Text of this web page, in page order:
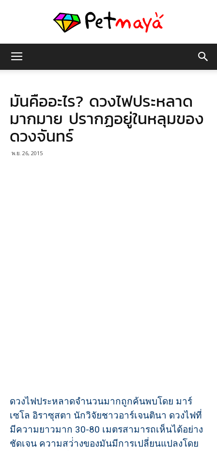
มายา
มันคืออะไร? ดวงไฟประหลาด
มากมาย ปรากฏอยู่ในหลุมของ
ดวงจันทร์
พ.ย. 26, 2015
ดวงไฟประหลาดจำนวนมากถูกค้นพบโดย มาร์
เซโล อิราซุสตา นักวิจัยชาวอาร์เจนตินา ดวงไฟที่
มีความยาวมาก 30-80 เมตรสามารถเห็นได้อย่าง
ชัดเจน ความสว่่างของมันมีการเปลี่ยนแปลงโดย